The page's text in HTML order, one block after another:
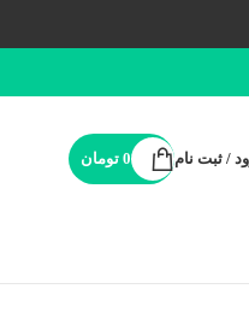
/ ثبت نام 0 تومان